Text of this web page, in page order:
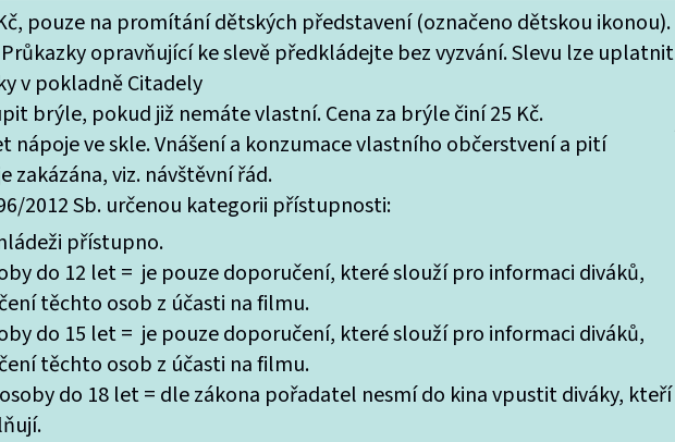
pouze na promítání dětských představení (označeno dětskou ikonou).
opravňující ke slevě předkládejte bez vyzvání. Slevu lze uplatnit
v pokladně Citadely
brýle, pokud již nemáte vlastní. Cena za brýle činí 25 Kč.
nápoje ve skle. Vnášení a konzumace vlastního občerstvení a pití
zakázána, viz. návštěvní řád.
2012 Sb. určenou kategorii přístupnosti:
přístupno.
do 12 let = je pouze doporučení, které slouží pro informaci diváků,
těchto osob z účasti na filmu.
do 15 let = je pouze doporučení, které slouží pro informaci diváků,
těchto osob z účasti na filmu.
do 18 let = dle zákona pořadatel nesmí do kina vpustit diváky, kteří